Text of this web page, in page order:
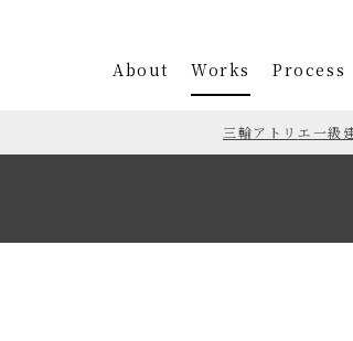
About Works Process
三輪アトリエ一級